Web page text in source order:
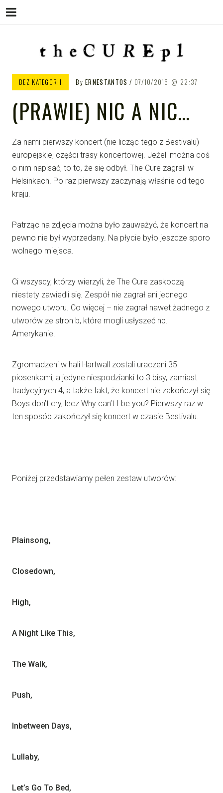
THE CURE PL – POLSKA
STRONA FANÓW ZESPOŁU THE
CURE
BEZ KATEGORII ByERNESTANTOS 07/10/2016 22:37
(PRAWIE) NIC A NIC…
Za nami pierwszy koncert (nie licząc tego z Bestivalu)
europejskiej części trasy koncertowej. Jeżeli można coś
o nim napisać, to to, że się odbył. The Cure zagrali w
Helsinkach. Po raz pierwszy zaczynają właśnie od tego
kraju.
Patrząc na zdjęcia można było zauważyć, że koncert na
pewno nie był wyprzedany. Na płycie było jeszcze sporo
wolnego miejsca.
Ci wszyscy, którzy wierzyli, że The Cure zaskoczą
niestety zawiedli się. Zespół nie zagrał ani jednego
nowego utworu. Co więcej – nie zagrał nawet żadnego z
utworów ze stron b, które mogli usłyszeć np.
Amerykanie.
Zgromadzeni w hali Hartwall zostali uraczeni 35
piosenkami, a jedyne niespodzianki to 3 bisy, zamiast
tradycyjnych 4, a także fakt, że koncert nie zakończył się
Boys don’t cry, lecz Why can’t I be you? Pierwszy raz w
ten sposób zakończył się koncert w czasie Bestivalu.
Poniżej przedstawiamy pełen zestaw utworów:
Plainsong,
Closedown,
High,
A Night Like This,
The Walk,
Push,
Inbetween Days,
Lullaby,
Let’s Go To Bed,
Menu